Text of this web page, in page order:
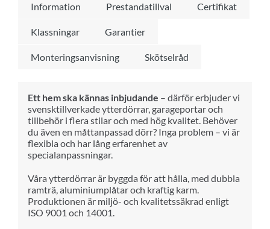
Information Prestandatillval Certifikat
Klassningar Garantier
Monteringsanvisning Skötselråd
Ett hem ska kännas inbjudande – därför erbjuder vi
svensktillverkade ytterdörrar, garageportar och
tillbehör i flera stilar och med hög kvalitet. Behöver
du även en måttanpassad dörr? Inga problem – vi är
flexibla och har lång erfarenhet av
specialanpassningar.
Våra ytterdörrar är byggda för att hålla, med dubbla
ramträ, aluminiumplåtar och kraftig karm.
Produktionen är miljö- och kvalitetssäkrad enligt
ISO 9001 och 14001.